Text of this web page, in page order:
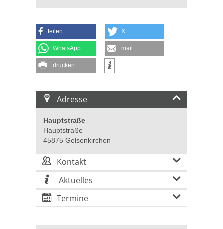
teilen X
WhatsApp mail
drucken
Adresse
Hauptstraße
Hauptstraße
45875 Gelsenkirchen
Kontakt
Aktuelles
Termine